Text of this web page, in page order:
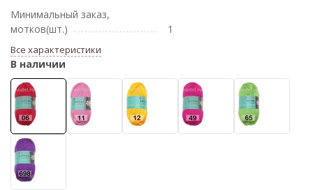
Минимальный заказ,
мотков(шт.)
1
Все характеристики
В наличии